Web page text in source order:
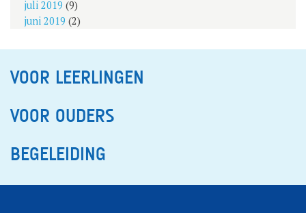
juli 2019 (9)
juni 2019 (2)
VOOR LEERLINGEN
VOOR OUDERS
BEGELEIDING